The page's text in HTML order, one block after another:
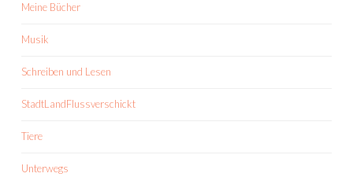
Meine Bücher
Musik
Schreiben und Lesen
StadtLandFlussverschickt
Tiere
Unterwegs